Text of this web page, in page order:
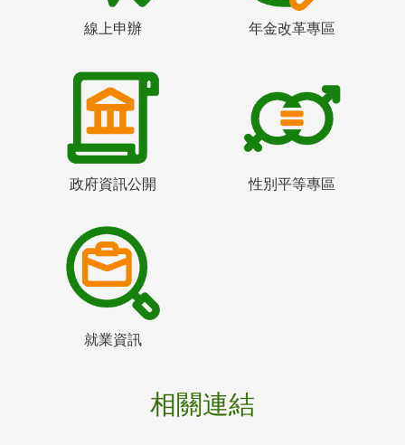
線上申辦 年金改革專區
政府資訊公開 性別平等專區
就業資訊
相關連結